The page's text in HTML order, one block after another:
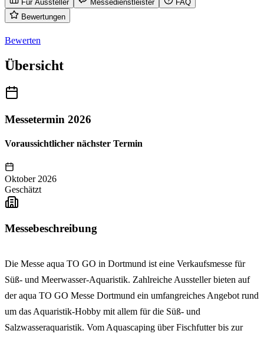
Für Aussteller
Messedienstleister
FAQ
Bewertungen
Bewerten
Übersicht
Messetermin 2026
Voraussichtlicher nächster Termin
Oktober 2026
Geschätzt
Messebeschreibung
Die Messe aqua TO GO in Dortmund ist eine Verkaufsmesse für
Süß- und Meerwasser-Aquaristik. Zahlreiche Aussteller bieten auf
der aqua TO GO Messe Dortmund ein umfangreiches Angebot rund
um das Aquaristik-Hobby mit allem für die Süß- und
Salzwasseraquaristik. Vom Aquascaping über Fischfutter bis zur